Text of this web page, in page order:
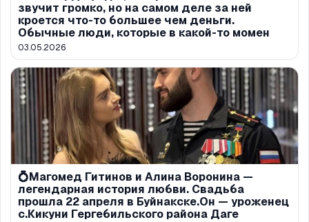
звучит громко, но на самом деле за ней
кроется что-то большее чем деньги.
Обычные люди, которые в какой-то момен
03.05.2026
💍Магомед Гитинов и Алина Воронина —
легендарная история любви. Свадьба
прошла 22 апреля в Буйнакске.Он — уроженец
с.Кикуни Гергебильского района Даге